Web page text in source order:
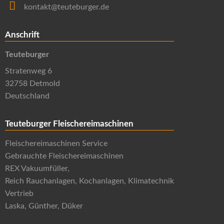
kontakt@teuteburger.de
Anschrift
Teuteburger
Stratenweg 6
32758 Detmold
Deutschland
Teuteburger Fleischereimaschinen
Fleischereimaschinen Service
Gebrauchte Fleischereimaschinen
REX Vakuumfüller,
Reich Rauchanlagen, Kochanlagen, Klimatechnik
Vertrieb
Laska, Günther, Düker